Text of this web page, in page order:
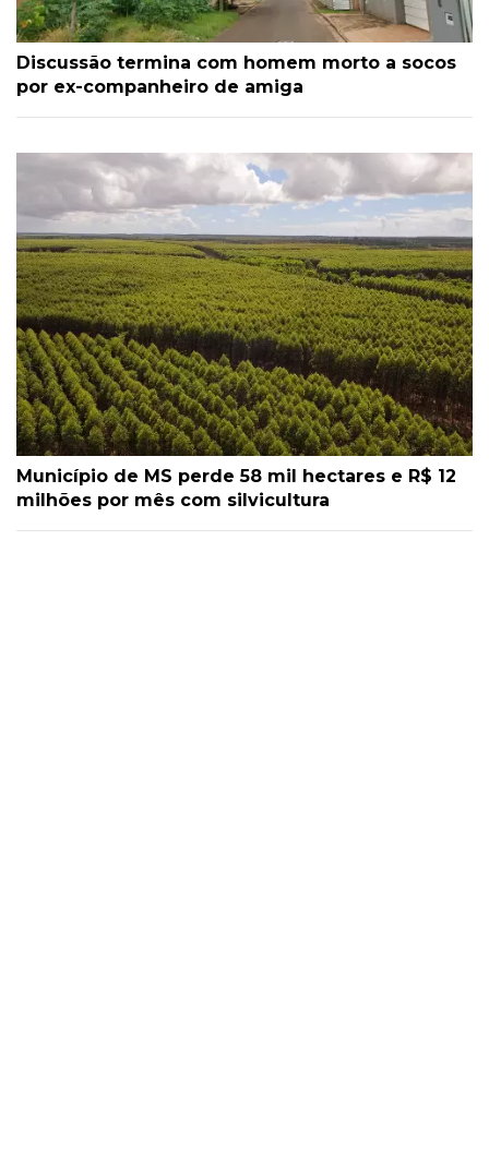
Discussão termina com homem morto a socos
por ex-companheiro de amiga
Município de MS perde 58 mil hectares e R$ 12
milhões por mês com silvicultura